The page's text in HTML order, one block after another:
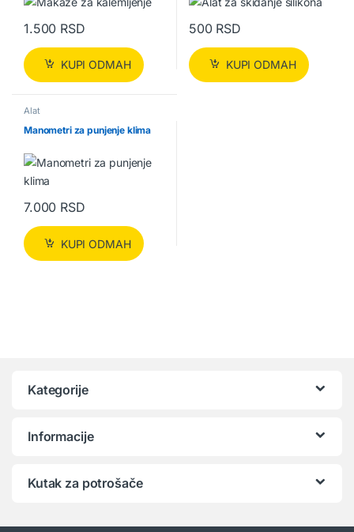
1.500 RSD
KUPI ODMAH
500 RSD
KUPI ODMAH
Alat
Manometri za punjenje klima
7.000 RSD
KUPI ODMAH
Kategorije
Informacije
Kutak za potrošače